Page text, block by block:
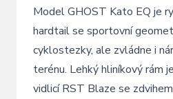
Model GHOST Kato EQ je
hardtail se sportovní
cyklostezky, ale zvládne i
terénu. Lehký hliníkový rám
vidlicí RST Blaze se